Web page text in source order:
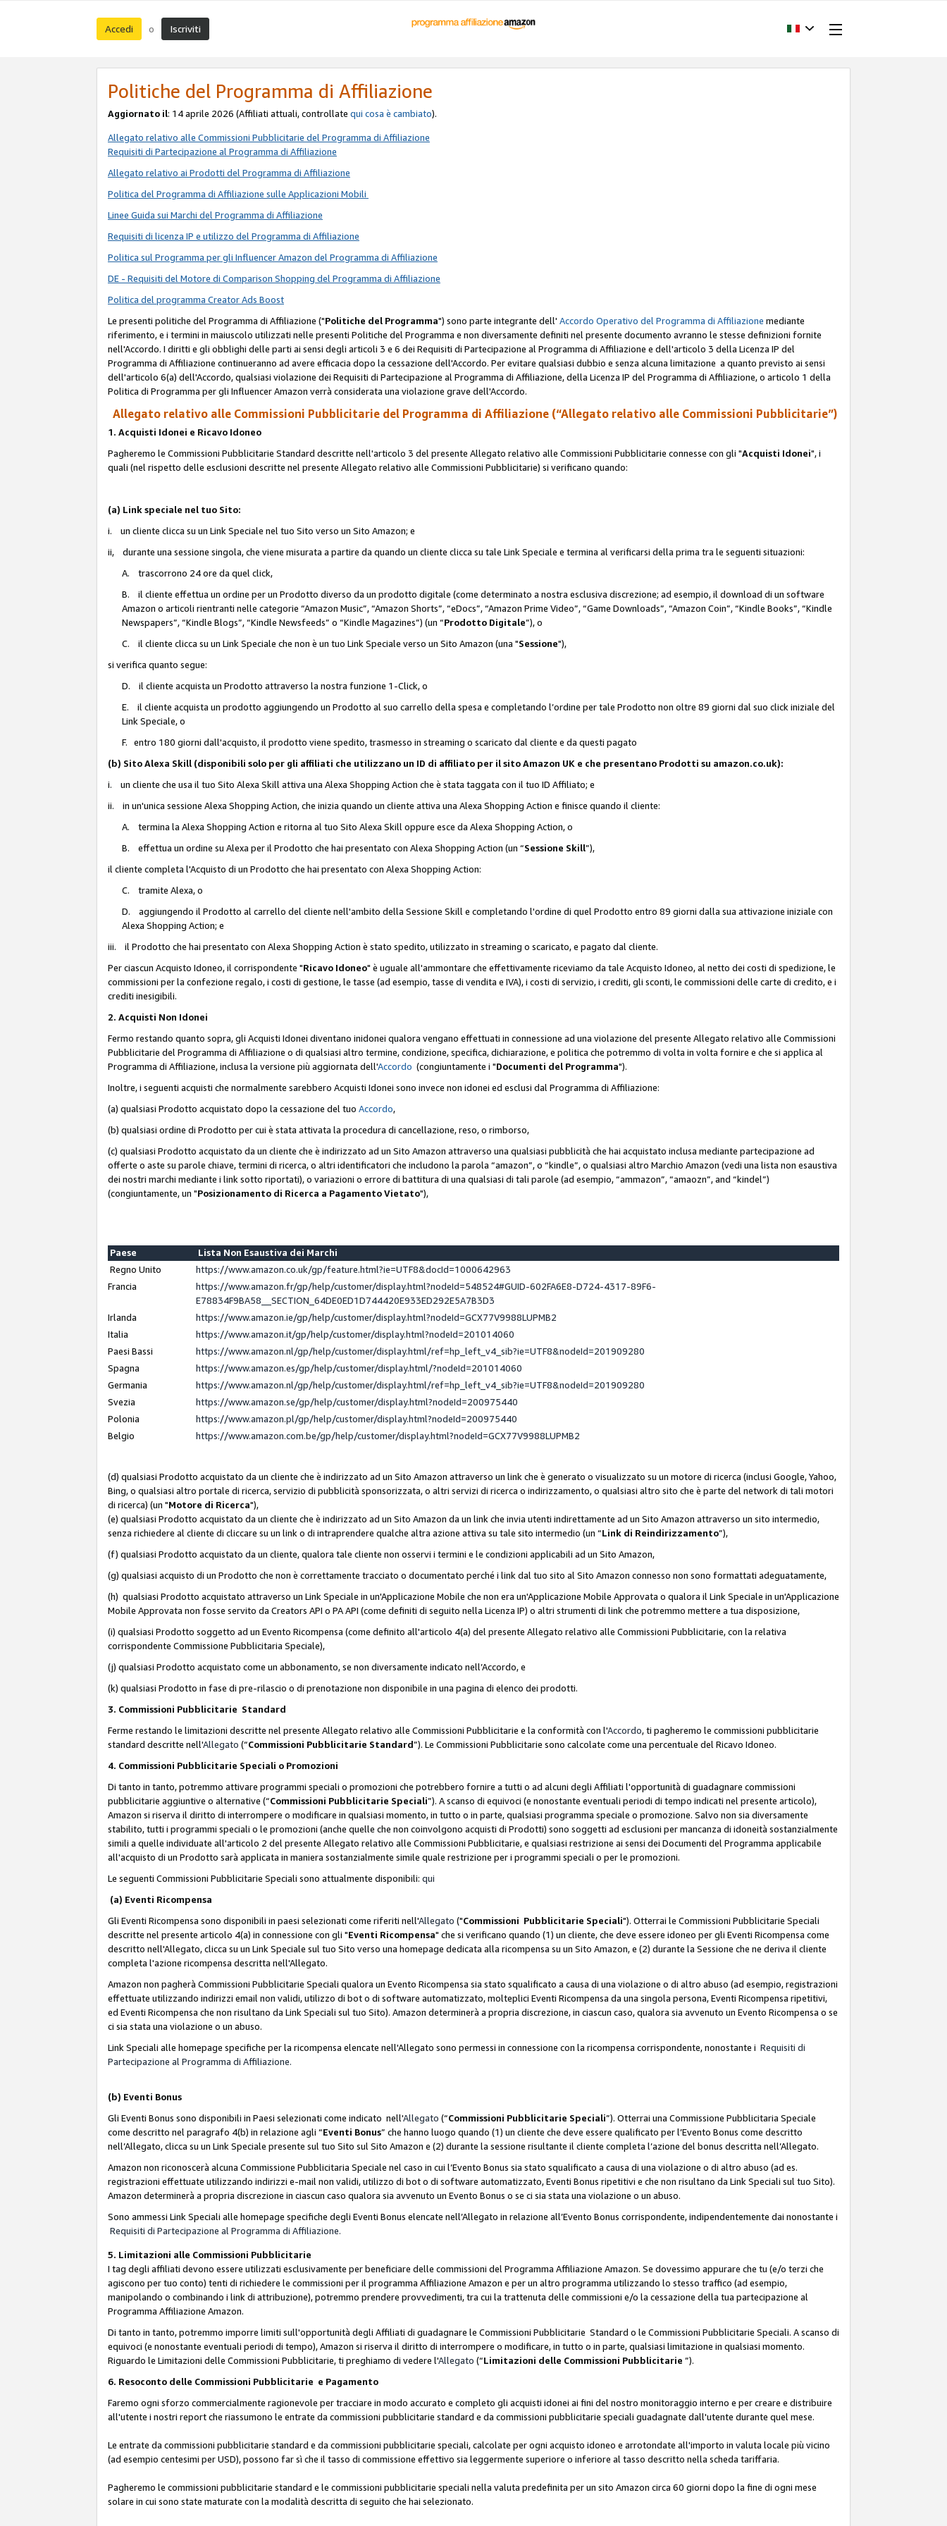
Accedi o Iscriviti
Politiche del Programma di Affiliazione
Aggiornato il: 14 aprile 2026 (Affiliati attuali, controllate qui cosa è cambiato).
Allegato relativo alle Commissioni Pubblicitarie del Programma di Affiliazione
Requisiti di Partecipazione al Programma di Affiliazione
Allegato relativo ai Prodotti del Programma di Affiliazione
Politica del Programma di Affiliazione sulle Applicazioni Mobili
Linee Guida sui Marchi del Programma di Affiliazione
Requisiti di licenza IP e utilizzo del Programma di Affiliazione
Politica sul Programma per gli Influencer Amazon del Programma di Affiliazione
DE - Requisiti del Motore di Comparison Shopping del Programma di Affiliazione
Politica del programma Creator Ads Boost
Le presenti politiche del Programma di Affiliazione ("Politiche del Programma") sono parte integrante dell' Accordo Operativo del Programma di Affiliazione mediante
riferimento, e i termini in maiuscolo utilizzati nelle presenti Politiche del Programma e non diversamente definiti nel presente documento avranno le stesse definizioni fornite
nell'Accordo. I diritti e gli obblighi delle parti ai sensi degli articoli 3 e 6 dei Requisiti di Partecipazione al Programma di Affiliazione e dell'articolo 3 della Licenza IP del
Programma di Affiliazione continueranno ad avere efficacia dopo la cessazione dell'Accordo. Per evitare qualsiasi dubbio e senza alcuna limitazione a quanto previsto ai sensi
dell'articolo 6(a) dell'Accordo, qualsiasi violazione dei Requisiti di Partecipazione al Programma di Affiliazione, della Licenza IP del Programma di Affiliazione, o articolo 1 della
Politica di Programma per gli Influencer Amazon verrà considerata una violazione grave dell'Accordo.
Allegato relativo alle Commissioni Pubblicitarie del Programma di Affiliazione (“Allegato relativo alle Commissioni Pubblicitarie”)
1. Acquisti Idonei e Ricavo Idoneo
Pagheremo le Commissioni Pubblicitarie Standard descritte nell'articolo 3 del presente Allegato relativo alle Commissioni Pubblicitarie connesse con gli "Acquisti Idonei", i
quali (nel rispetto delle esclusioni descritte nel presente Allegato relativo alle Commissioni Pubblicitarie) si verificano quando:
(a) Link speciale nel tuo Sito:
i. un cliente clicca su un Link Speciale nel tuo Sito verso un Sito Amazon; e
ii, durante una sessione singola, che viene misurata a partire da quando un cliente clicca su tale Link Speciale e termina al verificarsi della prima tra le seguenti situazioni:
A. trascorrono 24 ore da quel click,
B. il cliente effettua un ordine per un Prodotto diverso da un prodotto digitale (come determinato a nostra esclusiva discrezione; ad esempio, il download di un software
Amazon o articoli rientranti nelle categorie “Amazon Music”, “Amazon Shorts”, “eDocs”, “Amazon Prime Video”, “Game Downloads”, “Amazon Coin”, “Kindle Books”, “Kindle
Newspapers”, “Kindle Blogs”, “Kindle Newsfeeds” o “Kindle Magazines”) (un “Prodotto Digitale”), o
C. il cliente clicca su un Link Speciale che non è un tuo Link Speciale verso un Sito Amazon (una "Sessione"),
si verifica quanto segue:
D. il cliente acquista un Prodotto attraverso la nostra funzione 1-Click, o
E. il cliente acquista un prodotto aggiungendo un Prodotto al suo carrello della spesa e completando l’ordine per tale Prodotto non oltre 89 giorni dal suo click iniziale del
Link Speciale, o
F. entro 180 giorni dall'acquisto, il prodotto viene spedito, trasmesso in streaming o scaricato dal cliente e da questi pagato
(b) Sito Alexa Skill (disponibili solo per gli affiliati che utilizzano un ID di affiliato per il sito Amazon UK e che presentano Prodotti su amazon.co.uk):
i. un cliente che usa il tuo Sito Alexa Skill attiva una Alexa Shopping Action che è stata taggata con il tuo ID Affiliato; e
ii. in un'unica sessione Alexa Shopping Action, che inizia quando un cliente attiva una Alexa Shopping Action e finisce quando il cliente:
A. termina la Alexa Shopping Action e ritorna al tuo Sito Alexa Skill oppure esce da Alexa Shopping Action, o
B. effettua un ordine su Alexa per il Prodotto che hai presentato con Alexa Shopping Action (un “Sessione Skill”),
il cliente completa l'Acquisto di un Prodotto che hai presentato con Alexa Shopping Action:
C. tramite Alexa, o
D. aggiungendo il Prodotto al carrello del cliente nell'ambito della Sessione Skill e completando l'ordine di quel Prodotto entro 89 giorni dalla sua attivazione iniziale con
Alexa Shopping Action; e
iii. il Prodotto che hai presentato con Alexa Shopping Action è stato spedito, utilizzato in streaming o scaricato, e pagato dal cliente.
Per ciascun Acquisto Idoneo, il corrispondente "Ricavo Idoneo" è uguale all'ammontare che effettivamente riceviamo da tale Acquisto Idoneo, al netto dei costi di spedizione, le
commissioni per la confezione regalo, i costi di gestione, le tasse (ad esempio, tasse di vendita e IVA), i costi di servizio, i crediti, gli sconti, le commissioni delle carte di credito, e i
crediti inesigibili.
2. Acquisti Non Idonei
Fermo restando quanto sopra, gli Acquisti Idonei diventano inidonei qualora vengano effettuati in connessione ad una violazione del presente Allegato relativo alle Commissioni
Pubblicitarie del Programma di Affiliazione o di qualsiasi altro termine, condizione, specifica, dichiarazione, e politica che potremmo di volta in volta fornire e che si applica al
Programma di Affiliazione, inclusa la versione più aggiornata dell'Accordo (congiuntamente i "Documenti del Programma").
Inoltre, i seguenti acquisti che normalmente sarebbero Acquisti Idonei sono invece non idonei ed esclusi dal Programma di Affiliazione:
(a) qualsiasi Prodotto acquistato dopo la cessazione del tuo Accordo,
(b) qualsiasi ordine di Prodotto per cui è stata attivata la procedura di cancellazione, reso, o rimborso,
(c) qualsiasi Prodotto acquistato da un cliente che è indirizzato ad un Sito Amazon attraverso una qualsiasi pubblicità che hai acquistato inclusa mediante partecipazione ad
offerte o aste su parole chiave, termini di ricerca, o altri identificatori che includono la parola “amazon”, o “kindle”, o qualsiasi altro Marchio Amazon (vedi una lista non esaustiva
dei nostri marchi mediante i link sotto riportati), o variazioni o errore di battitura di una qualsiasi di tali parole (ad esempio, “ammazon”, “amaozn”, and “kindel”)
(congiuntamente, un "Posizionamento di Ricerca a Pagamento Vietato"),
Paese
Lista Non Esaustiva dei Marchi
Regno Unito
https://www.amazon.co.uk/gp/feature.html?ie=UTF8&docId=1000642963
Francia
https://www.amazon.fr/gp/help/customer/display.html?nodeId=548524#GUID-602FA6E8-D724-4317-89F6-
E78834F9BA58__SECTION_64DE0ED1D744420E933ED292E5A7B3D3
Irlanda
https://www.amazon.ie/gp/help/customer/display.html?nodeId=GCX77V9988LUPMB2
Italia
https://www.amazon.it/gp/help/customer/display.html?nodeId=201014060
Paesi Bassi
https://www.amazon.nl/gp/help/customer/display.html/ref=hp_left_v4_sib?ie=UTF8&nodeId=201909280
Spagna
https://www.amazon.es/gp/help/customer/display.html/?nodeId=201014060
Germania
https://www.amazon.nl/gp/help/customer/display.html/ref=hp_left_v4_sib?ie=UTF8&nodeId=201909280
Svezia
https://www.amazon.se/gp/help/customer/display.html?nodeId=200975440
Polonia
https://www.amazon.pl/gp/help/customer/display.html?nodeId=200975440
Belgio
https://www.amazon.com.be/gp/help/customer/display.html?nodeId=GCX77V9988LUPMB2
(d) qualsiasi Prodotto acquistato da un cliente che è indirizzato ad un Sito Amazon attraverso un link che è generato o visualizzato su un motore di ricerca (inclusi Google, Yahoo,
Bing, o qualsiasi altro portale di ricerca, servizio di pubblicità sponsorizzata, o altri servizi di ricerca o indirizzamento, o qualsiasi altro sito che è parte del network di tali motori
di ricerca) (un "Motore di Ricerca"),
(e) qualsiasi Prodotto acquistato da un cliente che è indirizzato ad un Sito Amazon da un link che invia utenti indirettamente ad un Sito Amazon attraverso un sito intermedio,
senza richiedere al cliente di cliccare su un link o di intraprendere qualche altra azione attiva su tale sito intermedio (un “Link di Reindirizzamento”),
(f) qualsiasi Prodotto acquistato da un cliente, qualora tale cliente non osservi i termini e le condizioni applicabili ad un Sito Amazon,
(g) qualsiasi acquisto di un Prodotto che non è correttamente tracciato o documentato perché i link dal tuo sito al Sito Amazon connesso non sono formattati adeguatamente,
(h) qualsiasi Prodotto acquistato attraverso un Link Speciale in un'Applicazione Mobile che non era un'Applicazione Mobile Approvata o qualora il Link Speciale in un'Applicazione
Mobile Approvata non fosse servito da Creators API o PA API (come definiti di seguito nella Licenza IP) o altri strumenti di link che potremmo mettere a tua disposizione,
(i) qualsiasi Prodotto soggetto ad un Evento Ricompensa (come definito all'articolo 4(a) del presente Allegato relativo alle Commissioni Pubblicitarie, con la relativa
corrispondente Commissione Pubblicitaria Speciale),
(j) qualsiasi Prodotto acquistato come un abbonamento, se non diversamente indicato nell’Accordo, e
(k) qualsiasi Prodotto in fase di pre-rilascio o di prenotazione non disponibile in una pagina di elenco dei prodotti.
3. Commissioni Pubblicitarie Standard
Ferme restando le limitazioni descritte nel presente Allegato relativo alle Commissioni Pubblicitarie e la conformità con l'Accordo, ti pagheremo le commissioni pubblicitarie
standard descritte nell'Allegato (“Commissioni Pubblicitarie Standard”). Le Commissioni Pubblicitarie sono calcolate come una percentuale del Ricavo Idoneo.
4. Commissioni Pubblicitarie Speciali o Promozioni
Di tanto in tanto, potremmo attivare programmi speciali o promozioni che potrebbero fornire a tutti o ad alcuni degli Affiliati l'opportunità di guadagnare commissioni
pubblicitarie aggiuntive o alternative (“Commissioni Pubblicitarie Speciali”). A scanso di equivoci (e nonostante eventuali periodi di tempo indicati nel presente articolo),
Amazon si riserva il diritto di interrompere o modificare in qualsiasi momento, in tutto o in parte, qualsiasi programma speciale o promozione. Salvo non sia diversamente
stabilito, tutti i programmi speciali o le promozioni (anche quelle che non coinvolgono acquisti di Prodotti) sono soggetti ad esclusioni per mancanza di idoneità sostanzialmente
simili a quelle individuate all'articolo 2 del presente Allegato relativo alle Commissioni Pubblicitarie, e qualsiasi restrizione ai sensi dei Documenti del Programma applicabile
all'acquisto di un Prodotto sarà applicata in maniera sostanzialmente simile quale restrizione per i programmi speciali o per le promozioni.
Le seguenti Commissioni Pubblicitarie Speciali sono attualmente disponibili: qui
(a) Eventi Ricompensa
Gli Eventi Ricompensa sono disponibili in paesi selezionati come riferiti nell'Allegato ("Commissioni Pubblicitarie Speciali"). Otterrai le Commissioni Pubblicitarie Speciali
descritte nel presente articolo 4(a) in connessione con gli "Eventi Ricompensa" che si verificano quando (1) un cliente, che deve essere idoneo per gli Eventi Ricompensa come
descritto nell'Allegato, clicca su un Link Speciale sul tuo Sito verso una homepage dedicata alla ricompensa su un Sito Amazon, e (2) durante la Sessione che ne deriva il cliente
completa l'azione ricompensa descritta nell'Allegato.
Amazon non pagherà Commissioni Pubblicitarie Speciali qualora un Evento Ricompensa sia stato squalificato a causa di una violazione o di altro abuso (ad esempio, registrazioni
effettuate utilizzando indirizzi email non validi, utilizzo di bot o di software automatizzato, molteplici Eventi Ricompensa da una singola persona, Eventi Ricompensa ripetitivi,
ed Eventi Ricompensa che non risultano da Link Speciali sul tuo Sito). Amazon determinerà a propria discrezione, in ciascun caso, qualora sia avvenuto un Evento Ricompensa o se
ci sia stata una violazione o un abuso.
Link Speciali alle homepage specifiche per la ricompensa elencate nell'Allegato sono permessi in connessione con la ricompensa corrispondente, nonostante i Requisiti di
Partecipazione al Programma di Affiliazione.
(b) Eventi Bonus
Gli Eventi Bonus sono disponibili in Paesi selezionati come indicato nell'Allegato (“Commissioni Pubblicitarie Speciali”). Otterrai una Commissione Pubblicitaria Speciale
come descritto nel paragrafo 4(b) in relazione agli “Eventi Bonus” che hanno luogo quando (1) un cliente che deve essere qualificato per l’Evento Bonus come descritto
nell’Allegato, clicca su un Link Speciale presente sul tuo Sito sul Sito Amazon e (2) durante la sessione risultante il cliente completa l’azione del bonus descritta nell’Allegato.
Amazon non riconoscerà alcuna Commissione Pubblicitaria Speciale nel caso in cui l’Evento Bonus sia stato squalificato a causa di una violazione o di altro abuso (ad es.
registrazioni effettuate utilizzando indirizzi e-mail non validi, utilizzo di bot o di software automatizzato, Eventi Bonus ripetitivi e che non risultano da Link Speciali sul tuo Sito).
Amazon determinerà a propria discrezione in ciascun caso qualora sia avvenuto un Evento Bonus o se ci sia stata una violazione o un abuso.
Sono ammessi Link Speciali alle homepage specifiche degli Eventi Bonus elencate nell’Allegato in relazione all’Evento Bonus corrispondente, indipendentemente dai nonostante i
Requisiti di Partecipazione al Programma di Affiliazione.
5. Limitazioni alle Commissioni Pubblicitarie
I tag degli affiliati devono essere utilizzati esclusivamente per beneficiare delle commissioni del Programma Affiliazione Amazon. Se dovessimo appurare che tu (e/o terzi che
agiscono per tuo conto) tenti di richiedere le commissioni per il programma Affiliazione Amazon e per un altro programma utilizzando lo stesso traffico (ad esempio,
manipolando o combinando i link di attribuzione), potremmo prendere provvedimenti, tra cui la trattenuta delle commissioni e/o la cessazione della tua partecipazione al
Programma Affiliazione Amazon.
Di tanto in tanto, potremmo imporre limiti sull'opportunità degli Affiliati di guadagnare le Commissioni Pubblicitarie Standard o le Commissioni Pubblicitarie Speciali. A scanso di
equivoci (e nonostante eventuali periodi di tempo), Amazon si riserva il diritto di interrompere o modificare, in tutto o in parte, qualsiasi limitazione in qualsiasi momento.
Riguardo le Limitazioni delle Commissioni Pubblicitarie, ti preghiamo di vedere l'Allegato (“Limitazioni delle Commissioni Pubblicitarie ”).
6. Resoconto delle Commissioni Pubblicitarie e Pagamento
Faremo ogni sforzo commercialmente ragionevole per tracciare in modo accurato e completo gli acquisti idonei ai fini del nostro monitoraggio interno e per creare e distribuire
all'utente i nostri report che riassumono le entrate da commissioni pubblicitarie standard e da commissioni pubblicitarie speciali guadagnate dall'utente durante quel mese.
Le entrate da commissioni pubblicitarie standard e da commissioni pubblicitarie speciali, calcolate per ogni acquisto idoneo e arrotondate all'importo in valuta locale più vicino
(ad esempio centesimi per USD), possono far sì che il tasso di commissione effettivo sia leggermente superiore o inferiore al tasso descritto nella scheda tariffaria.
Pagheremo le commissioni pubblicitarie standard e le commissioni pubblicitarie speciali nella valuta predefinita per un sito Amazon circa 60 giorni dopo la fine di ogni mese
solare in cui sono state maturate con la modalità descritta di seguito che hai selezionato.